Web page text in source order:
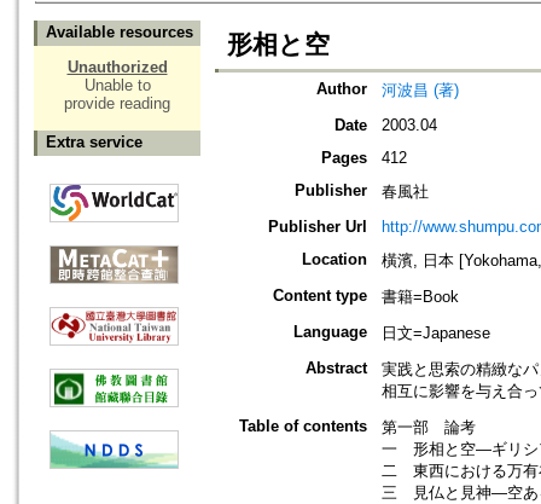
Available resources
Unauthorized
Unable to
provide reading
Extra service
形相と空
Author
河波昌 (著)
Date
2003.04
Pages
412
Publisher
春風社
Publisher Url
http://
Location
橫濱, 日本
Content type
書籍=Book
Language
日文=Japanese
Abstract
実践と思索の精緻な
相互に影響を与え合
Table of contents
第一部 論考
一 形相と空―ギリシ
二 東西における万有
三 見仏と見神―空あ